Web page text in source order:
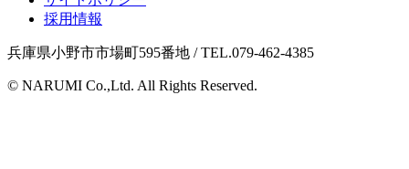
採用情報
兵庫県小野市市場町595番地 / TEL.079-462-4385
© NARUMI Co.,Ltd. All Rights Reserved.